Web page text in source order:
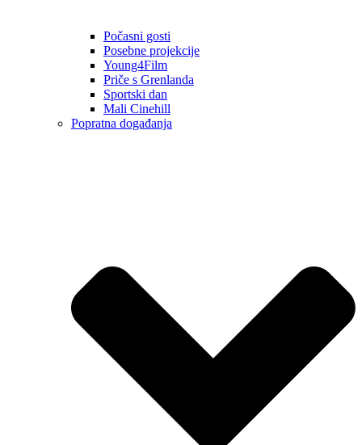
Počasni gosti
Posebne projekcije
Young4Film
Priče s Grenlanda
Sportski dan
Mali Cinehill
Popratna događanja